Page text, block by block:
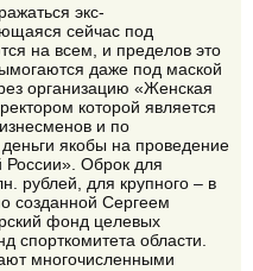
экс-
сейчас под
на всем, и пределов это
даже под маской
организацию «Женская
которой является
и по
якобы на проведение
Оброк для
рублей, для крупного – в
созданной Сергеем
фонд целевых
области.
многочисленными